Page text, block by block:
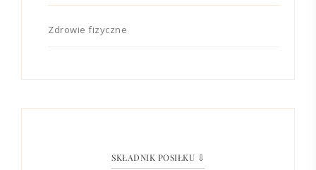
Zdrowie fizyczne
SKŁADNIK POSIŁKU ⇩